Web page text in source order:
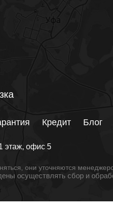
Кредит Блог
этаж, офис 5
они уточняются
осуществлять сбор и